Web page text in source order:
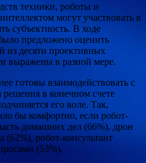
техники, роботы и
могут участвовать в
субъектность. В ходе
предложено оценить
из десяти проективных
выражены в разной мере.
готовы взаимодействовать с
решения в конечном счете
его воле. Так,
бы комфортно, если робот-
домашних дел (66%), дрон
(62%), робот-консультант
(53%).